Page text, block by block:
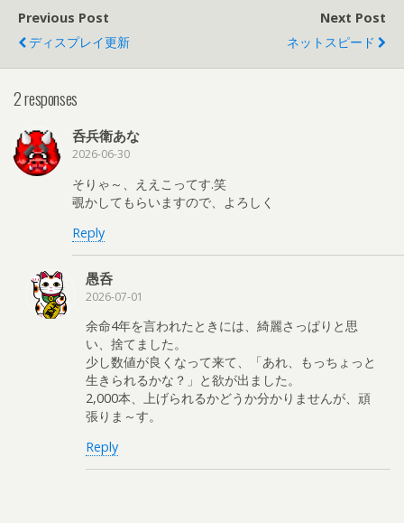
Previous Post
ディスプレイ更新
Next Post
ネットスピード
2 responses
呑兵衛あな
2026-06-30
そりゃ～、ええこってす.笑
覗かしてもらいますので、よろしく
Reply
愚呑
2026-07-01
余命4年を言われたときには、綺麗さっぱりと思
い、捨てました。
少し数値が良くなって来て、「あれ、もっちょっと
生きられるかな？」と欲が出ました。
2,000本、上げられるかどうか分かりませんが、頑
張りま～す。
Reply